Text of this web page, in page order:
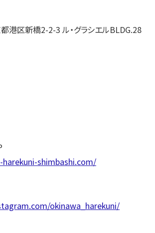
港区新橋2-2-3 ル・グラシエルBLDG.28
shimbashi.com/
okinawa_harekuni/